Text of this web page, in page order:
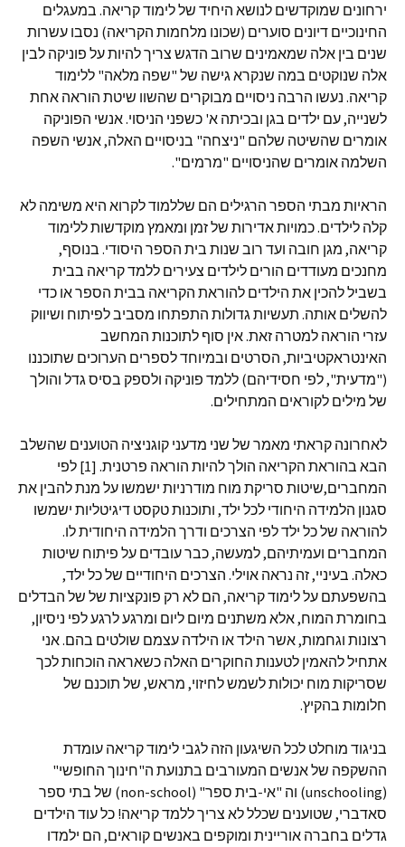
ירחונים שמוקדשים לנושא היחיד של לימוד קריאה. במעגלים
החינוכיים דיונים סוערים (שכונו מלחמות הקריאה) נסבו עשרות
שנים בין אלה שמאמינים שרוב הדגש צריך להיות על פוניקה לבין
אלה שנוקטים במה שנקרא גישה של "שפה מלאה" ללימוד
קריאה. נעשו הרבה ניסויים מבוקרים שהשוו שיטת הוראה אחת
לשנייה, עם ילדים בגן ובכיתה א' כשפני הניסוי. אנשי הפוניקה
אומרים שהשיטה שלהם "ניצחה" בניסויים האלה, אנשי השפה
השלמה אומרים שהניסויים "מרמים".
הראיות מבתי הספר הרגילים הם שללמוד לקרוא היא משימה לא
קלה לילדים. כמויות אדירות של זמן ומאמץ מוקדשות ללימוד
קריאה, מגן חובה ועד רוב שנות בית הספר היסודי. בנוסף,
מחנכים מעודדים הורים לילדים צעירים ללמד קריאה בבית
בשביל להכין את הילדים להוראת הקריאה בבית הספר או כדי
להשלים אותה. תעשיות גדולות התפתחו מסביב לפיתוח ושיווק
עזרי הוראה למטרה זאת. אין סוף לתוכנות המחשב
האינטראקטיביות, הסרטים ובמיוחד לספרים הערוכים שתוכננו
("מדעית", לפי חסידיהם) ללמד פוניקה ולספק בסיס גדל והולך
של מילים לקוראים המתחילים.
לאחרונה קראתי מאמר של שני מדעני קוגניציה הטוענים שהשלב
הבא בהוראת הקריאה הולך להיות הוראה פרטנית. [1] לפי
המחברים,שיטות סריקת מוח מודרניות ישמשו על מנת להבין את
סגנון הלמידה היחודי לכל ילד, ותוכנות טקסט דיגיטליות ישמשו
להוראה של כל ילד לפי הצרכים ודרך הלמידה היחודית לו.
המחברים ועמיתיהם, למעשה, כבר עובדים על פיתוח שיטות
כאלה. בעיניי, זה נראה אוילי. הצרכים היחודיים של כל ילד,
בהשפעתם על לימוד קריאה, הם לא רק פונקציות של של הבדלים
בחומרת המוח, אלא משתנים מיום ליום ומרגע לרגע לפי ניסיון,
רצונות וגחמות, אשר הילד או הילדה עצמם שולטים בהם. אני
אתחיל להאמין לטענות החוקרים האלה כשאראה הוכחות לכך
שסריקות מוח יכולות לשמש לחיזוי, מראש, של תוכנם של
חלומות בהקיץ.
בניגוד מוחלט לכל השיגעון הזה לגבי לימוד קריאה עומדת
ההשקפה של אנשים המעורבים בתנועת ה"חינוך החופשי"
(unschooling) וה "אי-בית ספר" (non-school) של בתי ספר
סאדברי, שטוענים שכלל לא צריך ללמד קריאה! כל עוד הילדים
גדלים בחברה אוריינית ומוקפים באנשים קוראים, הם ילמדו